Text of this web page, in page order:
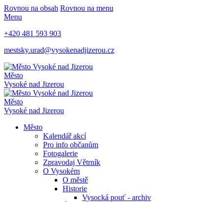
Rovnou na obsah Rovnou na menu
Menu
+420 481 593 903
mestsky.urad@vysokenadjizerou.cz
Město
Vysoké nad Jizerou
Město
Vysoké nad Jizerou
Město
Kalendář akcí
Pro info občanům
Fotogalerie
Zpravodaj Větrník
O Vysokém
O městě
Historie
Vysocká pouť - archiv